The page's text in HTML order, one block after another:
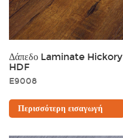
Δάπεδο Laminate Hickory
HDF
E9008
Περισσότερη εισαγωγή